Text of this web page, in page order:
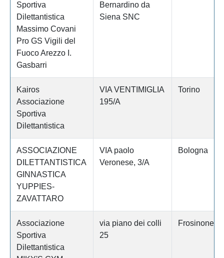
Sportiva
Dilettantistica
Massimo Covani
Pro GS Vigili del
Fuoco Arezzo I.
Gasbarri
Bernardino da
Siena SNC
Kairos
Associazione
Sportiva
Dilettantistica
VIA VENTIMIGLIA
195/A
Torino
ASSOCIAZIONE
DILETTANTISTICA
GINNASTICA
YUPPIES-
ZAVATTARO
VIA paolo
Veronese, 3/A
Bologna
Associazione
Sportiva
Dilettantistica
via piano dei colli
25
Frosinone